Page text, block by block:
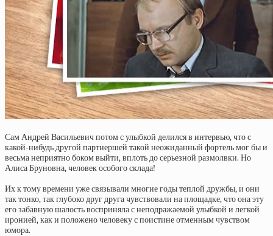
Сам Андрей Васильевич потом с улыбкой делился в интервью, что с
какой-нибудь другой партнершей такой неожиданный фортель мог бы и
весьма неприятно боком выйти, вплоть до серьезной размолвки. Но
Алиса Бруновна, человек особого склада!
Их к тому времени уже связывали многие годы теплой дружбы, и они
так тонко, так глубоко друг друга чувствовали на площадке, что она эту
его забавную шалость восприняла с неподражаемой улыбкой и легкой
иронией, как и положено человеку с поистине отменным чувством
юмора.